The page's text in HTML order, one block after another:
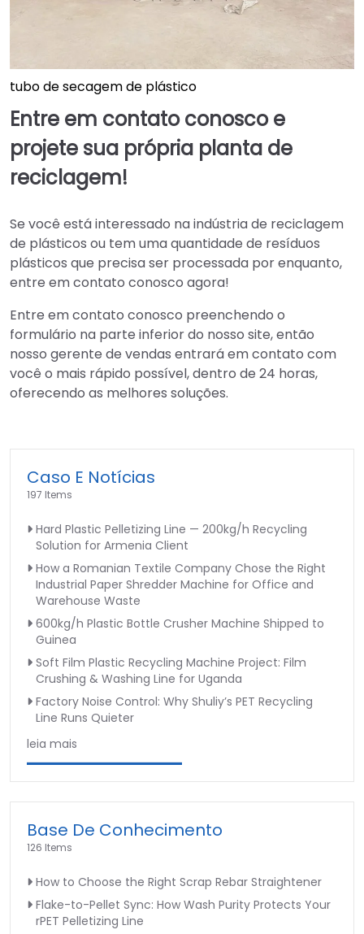
tubo de secagem de plástico
Entre em contato conosco e
projete sua própria planta de
reciclagem!
Se você está interessado na indústria de reciclagem
de plásticos ou tem uma quantidade de resíduos
plásticos que precisa ser processada por enquanto,
entre em contato conosco agora!
Entre em contato conosco preenchendo o
formulário na parte inferior do nosso site, então
nosso gerente de vendas entrará em contato com
você o mais rápido possível, dentro de 24 horas,
oferecendo as melhores soluções.
Caso E Notícias
197 Items
Hard Plastic Pelletizing Line — 200kg/h Recycling
Solution for Armenia Client
How a Romanian Textile Company Chose the Right
Industrial Paper Shredder Machine for Office and
Warehouse Waste
600kg/h Plastic Bottle Crusher Machine Shipped to
Guinea
Soft Film Plastic Recycling Machine Project: Film
Crushing & Washing Line for Uganda
Factory Noise Control: Why Shuliy’s PET Recycling
Line Runs Quieter
leia mais
Base De Conhecimento
126 Items
How to Choose the Right Scrap Rebar Straightener
Flake-to-Pellet Sync: How Wash Purity Protects Your
rPET Pelletizing Line